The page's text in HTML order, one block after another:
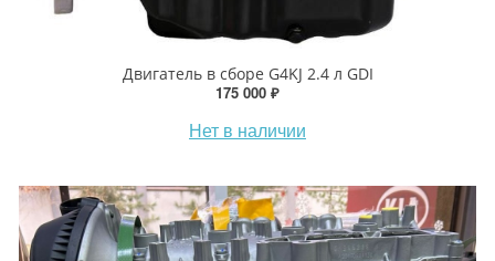
Двигатель в сборе G4KJ 2.4 л GDI
175 000 ₽
Нет в наличии